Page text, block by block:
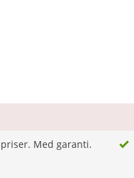
Med garanti.